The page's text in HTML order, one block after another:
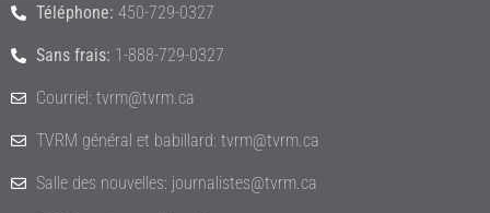
Téléphone: 450-729-0327
Sans frais: 1-888-729-0327
Courriel: tvrm@tvrm.ca
TVRM général et babillard: tvrm@tvrm.ca
Salle des nouvelles: journalistes@tvrm.ca